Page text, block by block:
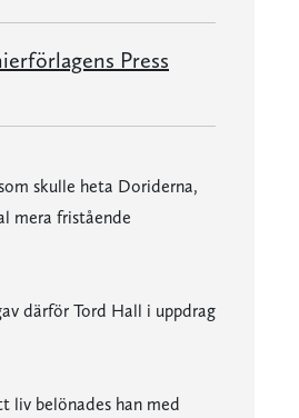
Press
skulle heta Doriderna,
mera fristående
därför Tord Hall i uppdrag
liv belönades han med